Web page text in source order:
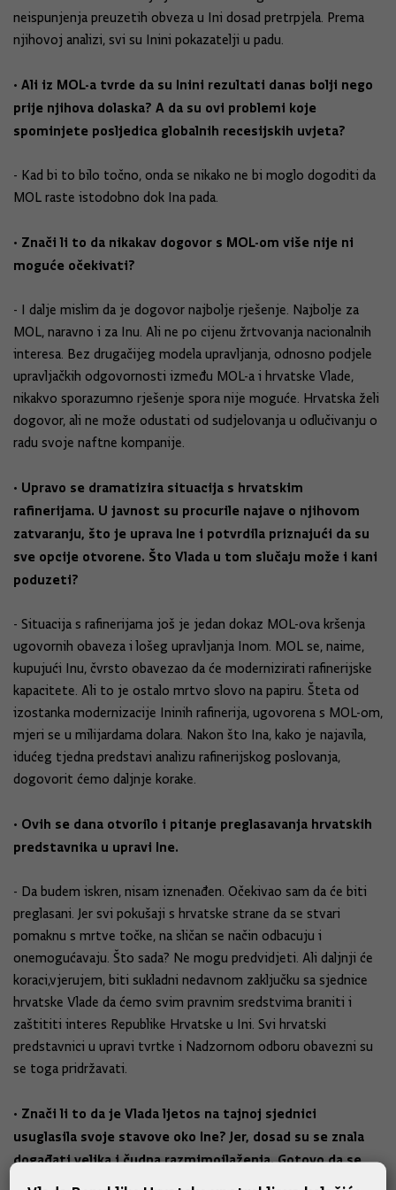
neispunjenja preuzetih obveza u Ini dosad pretrpjela. Prema
njihovoj analizi, svi su Inini pokazatelji u padu.
• Ali iz MOL-a tvrde da su Inini rezultati danas bolji nego
prije njihova dolaska? A da su ovi problemi koje
spominjete posljedica globalnih recesijskih uvjeta?
- Kad bi to bilo točno, onda se nikako ne bi moglo dogoditi da
MOL raste istodobno dok Ina pada.
• Znači li to da nikakav dogovor s MOL-om više nije ni
moguće očekivati?
- I dalje mislim da je dogovor najbolje rješenje. Najbolje za
MOL, naravno i za Inu. Ali ne po cijenu žrtvovanja nacionalnih
interesa. Bez drugačijeg modela upravljanja, odnosno podjele
upravljačkih odgovornosti između MOL-a i hrvatske Vlade,
nikakvo sporazumno rješenje spora nije moguće. Hrvatska želi
dogovor, ali ne može odustati od sudjelovanja u odlučivanju o
radu svoje naftne kompanije.
• Upravo se dramatizira situacija s hrvatskim
rafinerijama. U javnost su procurile najave o njihovom
zatvaranju, što je uprava Ine i potvrdila priznajući da su
sve opcije otvorene. Što Vlada u tom slučaju može i kani
poduzeti?
- Situacija s rafinerijama još je jedan dokaz MOL-ova kršenja
ugovornih obaveza i lošeg upravljanja Inom. MOL se, naime,
kupujući Inu, čvrsto obavezao da će modernizirati rafinerijske
kapacitete. Ali to je ostalo mrtvo slovo na papiru. Šteta od
izostanka modernizacije Ininih rafinerija, ugovorena s MOL-om,
mjeri se u milijardama dolara. Nakon što Ina, kako je najavila,
idućeg tjedna predstavi analizu rafinerijskog poslovanja,
dogovorit ćemo daljnje korake.
• Ovih se dana otvorilo i pitanje preglasavanja hrvatskih
predstavnika u upravi Ine.
- Da budem iskren, nisam iznenađen. Očekivao sam da će biti
preglasani. Jer svi pokušaji s hrvatske strane da se stvari
pomaknu s mrtve točke, na sličan se način odbacuju i
onemogućavaju. Što sada? Ne mogu predvidjeti. Ali daljnji će
koraci,vjerujem, biti sukladni nedavnom zaključku sa sjednice
hrvatske Vlade da ćemo svim pravnim sredstvima braniti i
zaštititi interes Republike Hrvatske u Ini. Svi hrvatski
predstavnici u upravi tvrtke i Nadzornom odboru obavezni su
se toga pridržavati.
• Znači li to da je Vlada ljetos na tajnoj sjednici
usuglasila svoje stavove oko Ine? Jer, dosad su se znala
događati velika i čudna razmimoilaženja. Gotovo da se
moglo govoriti o dvostrukoj liniji zapovijedanja.